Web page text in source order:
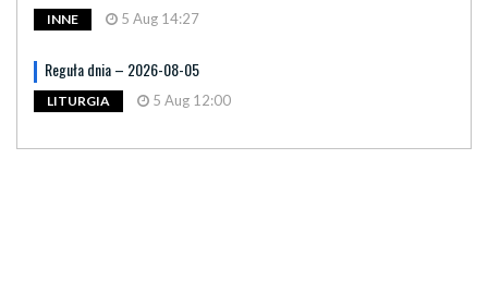
INNE 5 Aug 14:27
Reguła dnia – 2026-08-05
LITURGIA 5 Aug 12:00